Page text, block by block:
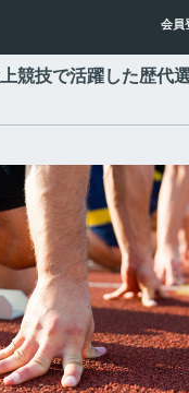
会員
競技で活躍した歴代